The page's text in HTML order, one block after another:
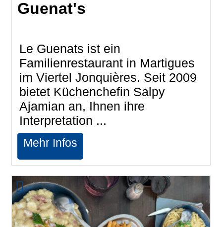
Guenat's
Le Guenats ist ein
Familienrestaurant in Martigues
im Viertel Jonquières. Seit 2009
bietet Küchenchefin Salpy
Ajamian an, Ihnen ihre
Interpretation ...
Mehr Infos